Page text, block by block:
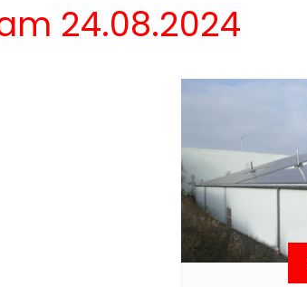
24.08.2024